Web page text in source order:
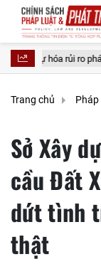
phát triển - Một triết
Trang chủ
Sở Xây
cầu Đất
dứt tình
thật